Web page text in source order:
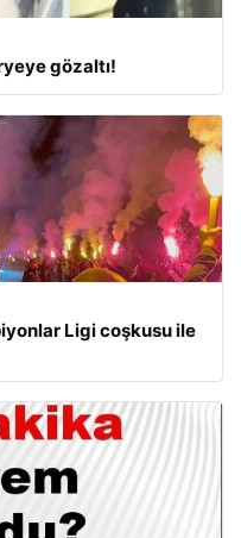
gözaltı!
Ligi coşkusu ile